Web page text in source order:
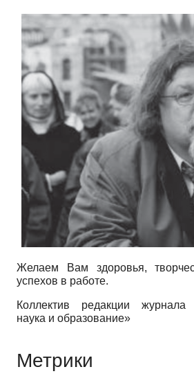
Желаем Вам здоровья,
успехов в работе.
Коллектив редакции журнала
наука и образование»
Метрики